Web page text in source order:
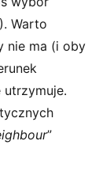
Warto
nie ma (i oby
”